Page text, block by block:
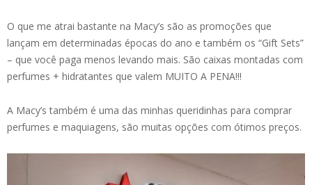
O que me atrai bastante na Macy’s são as promoções que
lançam em determinadas épocas do ano e também os “Gift Sets”
– que você paga menos levando mais. São caixas montadas com
perfumes + hidratantes que valem MUITO A PENA!!!
A Macy’s também é uma das minhas queridinhas para comprar
perfumes e maquiagens, são muitas opções com ótimos preços.